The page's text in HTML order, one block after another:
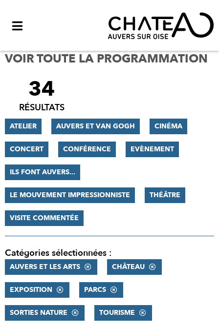
VOIR TOUTE LA PROGRAMMATION
FILTRER
RÉSULTATS
34
RÉSULTATS
ATELIER AUVERS ET VAN GOGH CINÉMA
CONCERT CONFÉRENCE EVÈNEMENT
ILS FONT AUVERS...
LE MOUVEMENT IMPRESSIONNISTE THÉÂTRE
VISITE COMMENTÉE
Catégories sélectionnées :
AUVERS ET LES ARTS CHÂTEAU
EXPOSITION PARCS
SORTIES NATURE TOURISME